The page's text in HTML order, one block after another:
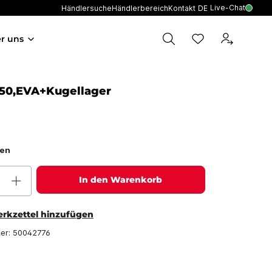
HändlersucheHändlerbereichKontakt DE Live-Chat
uns
In den Warenkorb
hinzufügen
50042776